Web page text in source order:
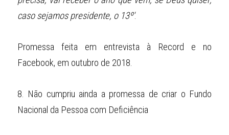
caso sejamos presidente, o 13º'.
Promessa feita em entrevista à Record e no
Facebook, em outubro de 2018.
8. Não cumpriu ainda a promessa de criar o Fundo
Nacional da Pessoa com Deficiência